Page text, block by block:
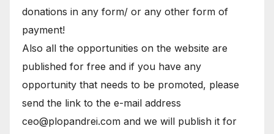
donations in any form/ or any other form of
payment!
Also all the opportunities on the website are
published for free and if you have any
opportunity that needs to be promoted, please
send the link to the e-mail address
ceo@plopandrei.com and we will publish it for